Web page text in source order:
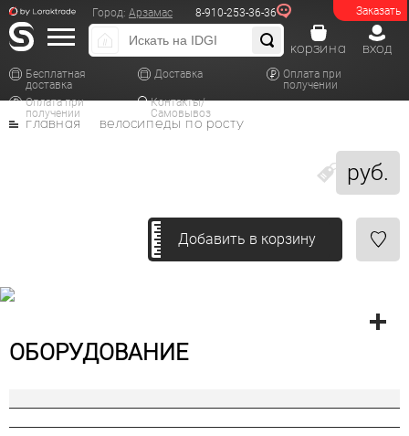
Заказать
Город: Арзамас 8-910-253-36-36
Бесплатная
доставка
Доставка
Оплата при
получении
Оплата при
получении
Контакты/
Самовывоз
вход
корзина
руб.
главная велосипеды по росту
Добавить в корзину
ОБОРУДОВАНИЕ